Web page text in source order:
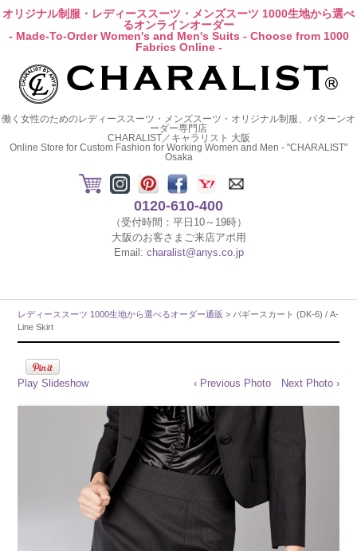
オリジナル制服・レディーススーツ・メンズスーツ 1000生地から選べ
るオンラインオーダー
- Made-To-Order Women's and Men's Suits - Choose from 1000
Fabrics Online -
働く女性のためのレディーススーツ・メンズスーツ・オリジナル制服、パターンオ
ーダー専門店
CHARALIST／キャラリスト 大阪
Online Store for Custom Fashion for Working Women and Men - "CHARALIST"
Osaka
0120-610-400
（受付時間：平日10～19時）
大阪のお客さまご来店アポ用
Email: charalist@anys.co.jp
レディーススーツ 1000生地から選べるオーダー通販 > バギースカート (DK-6) / A-
Line Skirt
Play Slideshow ‹ Previous Photo Next Photo ›